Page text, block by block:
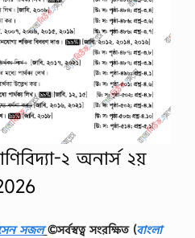
অ
২ অনার্স ২য়
সজল ©সর্বস্বত্ব সংরক্ষিত (বাংলা